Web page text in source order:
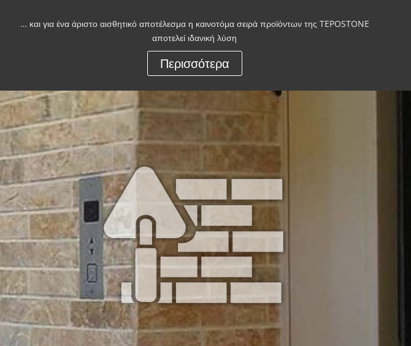
… και για ένα άριστο αισθητικό αποτέλεσμα η καινοτόμα σειρά προϊόντων της TEPOSTONE
αποτελεί ιδανική λύση
Περισσότερα